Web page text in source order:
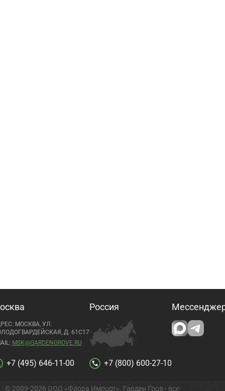
МОСКВА, УЛ.
Д. 61С17
MSK@GARDENGROVE.RU
+7 (495) 646-11-00
Россия
call +7 (800) 600-27-10
© 2009-2026 ООО «Флора Импорт». Гарден Гров - все